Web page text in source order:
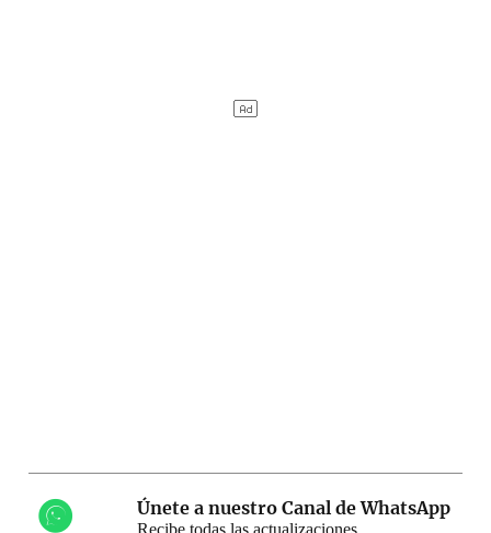
Únete a nuestro Canal de WhatsApp